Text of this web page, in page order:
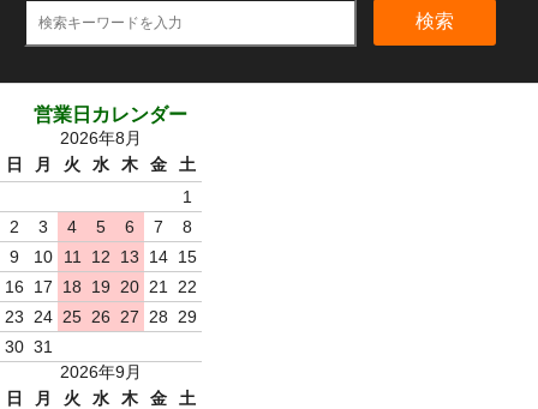
検索
営業日カレンダー
2026年8月
日
月 火 水 木 金
土
1
2
3 4 5 6 7
8
9
10 11 12 13 14 15
16
17 18 19 20 21
22
23
24 25 26 27 28
29
30 31
2026年9月
日
月 火 水 木 金
土